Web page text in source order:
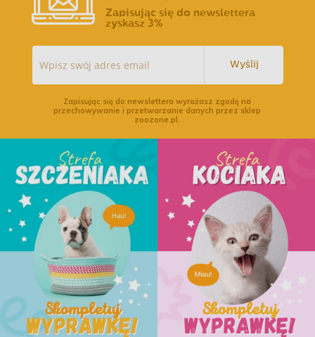
Zapisując się do newslettera
zyskasz 3%
Wyślij
Zapisując się do newslettera wyrażasz zgodę na
przechowywanie i przetwarzanie danych przez sklep
zoozone.pl.